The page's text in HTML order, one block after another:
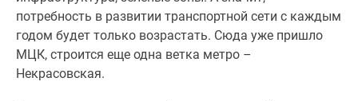
Квартиры
скидками
потребность в развитии транспортной сети с каждым
годом будет только возрастать. Сюда уже пришло
МЦК, строится еще одна ветка метро –
Некрасовская.